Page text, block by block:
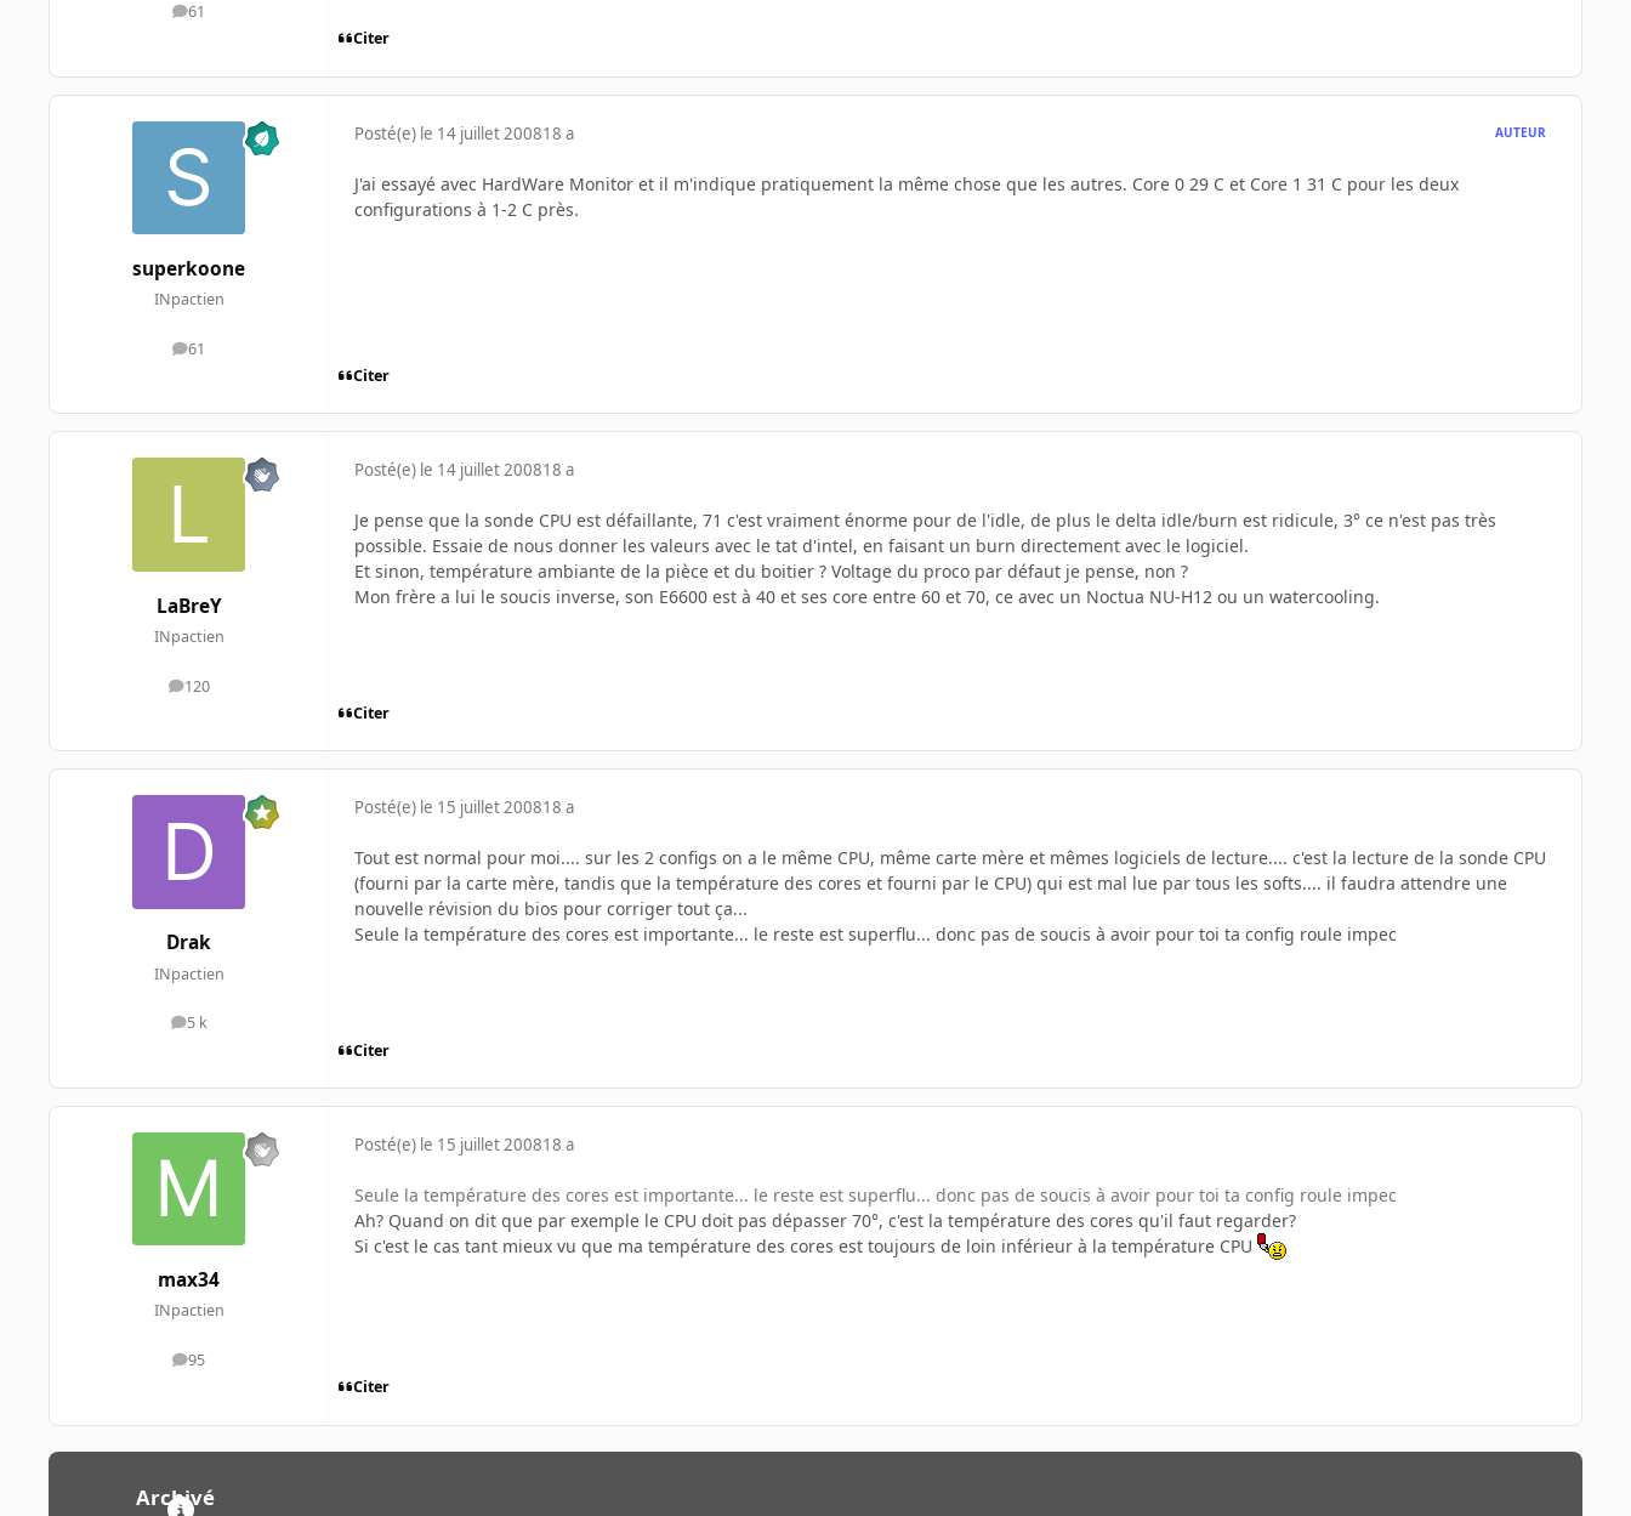
61
messages
Citer
superkoone
INpactien
61
messages
Posté(e) le 14 juillet 200818 a AUTEUR
J'ai essayé avec HardWare Monitor et il m'indique pratiquement la même chose que les autres. Core 0 29 C et Core 1 31 C pour les deux
configurations à 1-2 C près.
Citer
LaBreY
INpactien
120
messages
Posté(e) le 14 juillet 200818 a
Je pense que la sonde CPU est défaillante, 71 c'est vraiment énorme pour de l'idle, de plus le delta idle/burn est ridicule, 3° ce n'est pas très
possible. Essaie de nous donner les valeurs avec le tat d'intel, en faisant un burn directement avec le logiciel.
Et sinon, température ambiante de la pièce et du boitier ? Voltage du proco par défaut je pense, non ?
Mon frère a lui le soucis inverse, son E6600 est à 40 et ses core entre 60 et 70, ce avec un Noctua NU-H12 ou un watercooling.
Citer
Drak
INpactien
5 k
messages
Posté(e) le 15 juillet 200818 a
Tout est normal pour moi.... sur les 2 configs on a le même CPU, même carte mère et mêmes logiciels de lecture.... c'est la lecture de la sonde CPU
(fourni par la carte mère, tandis que la température des cores et fourni par le CPU) qui est mal lue par tous les softs.... il faudra attendre une
nouvelle révision du bios pour corriger tout ça...
Seule la température des cores est importante... le reste est superflu... donc pas de soucis à avoir pour toi ta config roule impec
Citer
max34
INpactien
95
messages
Posté(e) le 15 juillet 200818 a
Seule la température des cores est importante... le reste est superflu... donc pas de soucis à avoir pour toi ta config roule impec
Ah? Quand on dit que par exemple le CPU doit pas dépasser 70°, c'est la température des cores qu'il faut regarder?
Si c'est le cas tant mieux vu que ma température des cores est toujours de loin inférieur à la température CPU
Citer
Archivé